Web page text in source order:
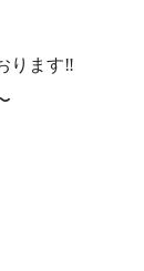
ります‼️